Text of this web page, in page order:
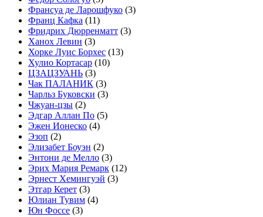
Франсуа де Ларошфуко (3)
Франц Кафка (11)
Фридрих Дюрренматт (3)
Ханох Левин (3)
Хорке Луис Борхес (13)
Хулио Кортасар (10)
ЦЗАЦЗУАНЬ (3)
Чак ПАЛАНИК (3)
Чарльз Буковски (3)
Чжуан-цзы (2)
Эдгар Аллан По (5)
Эжен Ионеско (4)
Эзоп (2)
Элизабет Боуэн (2)
Энтони де Мелло (3)
Эрих Мария Ремарк (12)
Эрнест Хемингуэй (3)
Этгар Керет (3)
Юлиан Тувим (4)
Юн Фоссе (3)